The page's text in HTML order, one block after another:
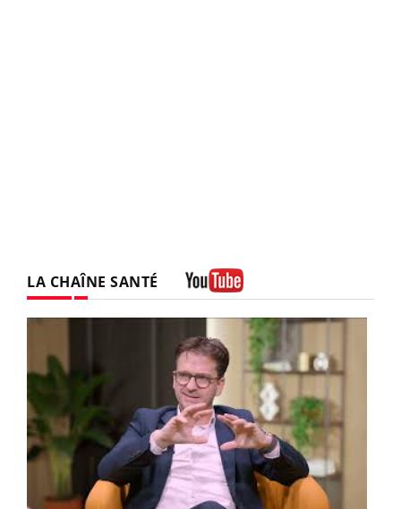
LA CHAÎNE SANTÉ